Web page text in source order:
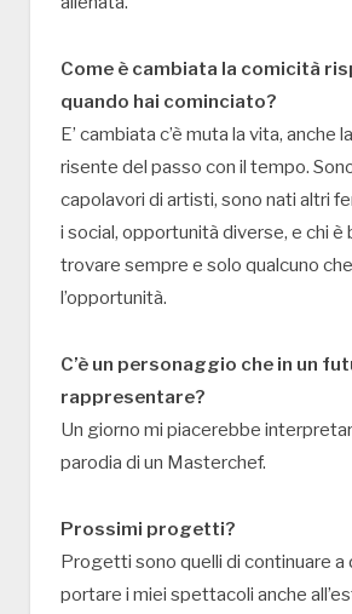
Come è cambiata la comicità
quando hai cominciato?
E’ cambiata c’è muta la vita, anche
risente del passo con il tempo.
capolavori di artisti, sono nati altri
i social, opportunità diverse, e chi è
trovare sempre e solo qualcuno
l’opportunità.
C’è un personaggio che in un
rappresentare?
Un giorno mi piacerebbe
parodia di un Masterchef.
Prossimi progetti?
Progetti sono quelli di continuare a
portare i miei spettacoli anche